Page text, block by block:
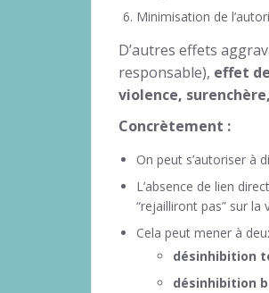
Minimisation de
D’autres effets
responsable), effet
violence,
Concrètement :
On peut s’autoriser à
L’absence de lien
“rejailliront pas” sur la
Cela peut mener à
désinhibition
désinhibition